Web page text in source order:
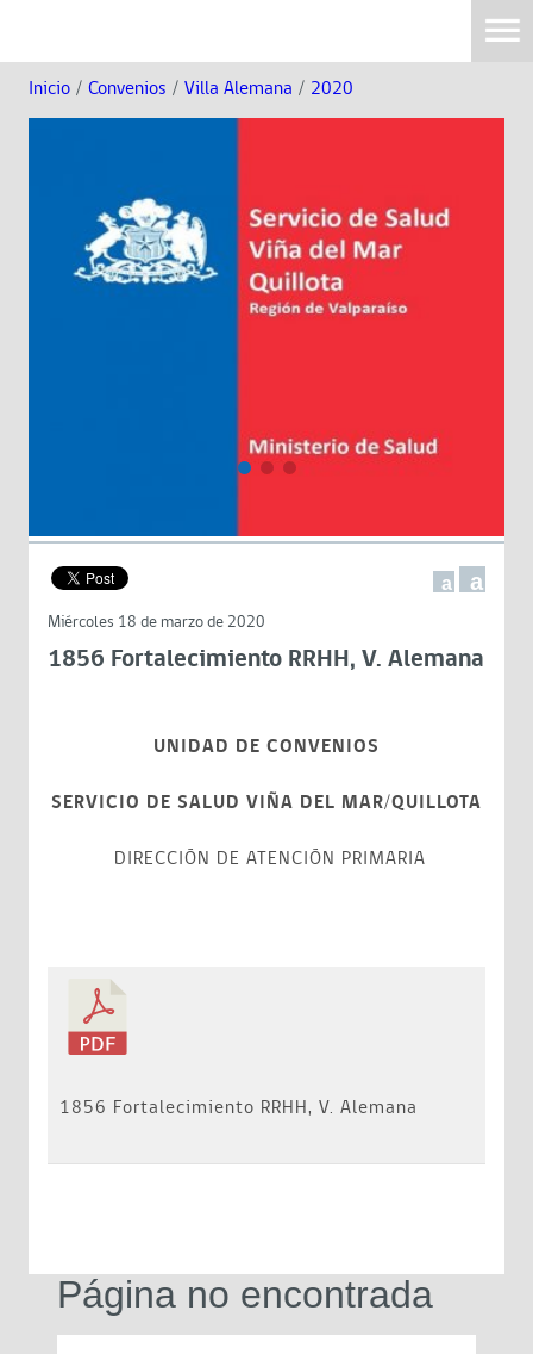
Inicio / Convenios / Villa Alemana / 2020
a a
Miércoles 18 de marzo de 2020
1856 Fortalecimiento RRHH, V. Alemana
UNIDAD DE CONVENIOS
SERVICIO DE SALUD VIÑA DEL MAR/QUILLOTA
DIRECCIÓN DE ATENCIÓN PRIMARIA
1856 Fortalecimiento RRHH, V. Alemana
Página no encontrada